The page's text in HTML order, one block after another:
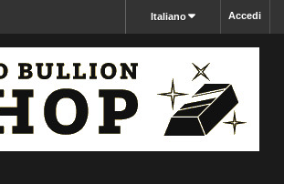
Accedi
Italiano